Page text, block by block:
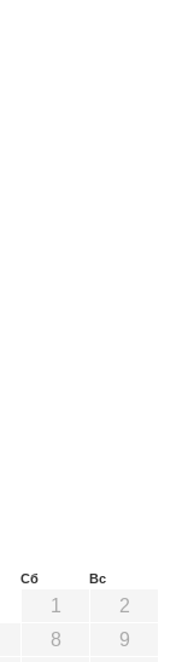
Сб Вс
1
2
8
9